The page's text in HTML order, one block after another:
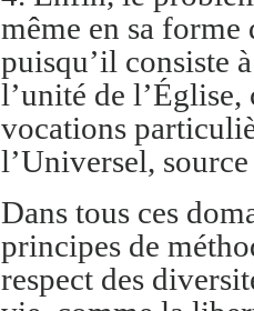
même en sa forme
puisqu’il consiste
l’unité de l’Église,
vocations
l’Universel,
Dans tous ces
principes de
respect des